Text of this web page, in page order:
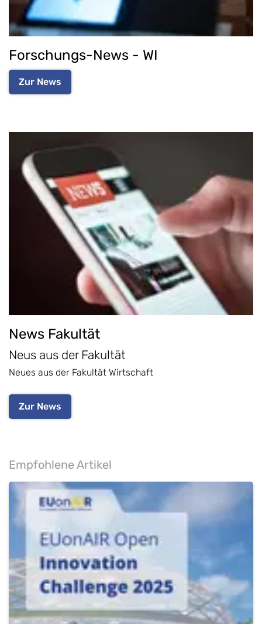
Forschungs-News - WI
Zur News
News Fakultät
Neus aus der Fakultät
Neues aus der Fakultät Wirtschaft
Zur News
Empfohlene Artikel